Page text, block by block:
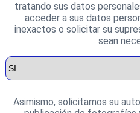
tratando sus datos
acceder a sus datos
inexactos o solicitar su
sean
Asimismo, solicitamos su